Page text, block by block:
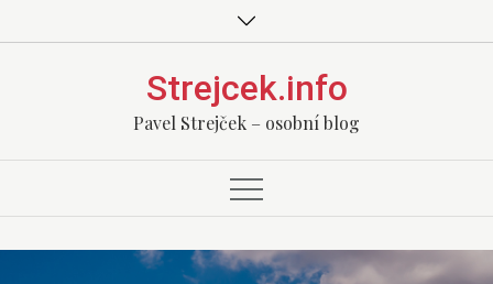
to
Strejcek.info
Pavel Strejček – osobní blog